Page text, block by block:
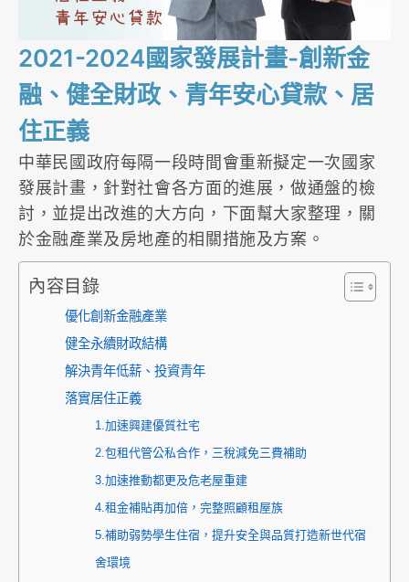
2021-2024國家發展計畫-創新金
融、健全財政、青年安心貸款、居
住正義
中華民國政府每隔一段時間會重新擬定一次國家
發展計畫，針對社會各方面的進展，做通盤的檢
討，並提出改進的大方向，下面幫大家整理，關
於金融產業及房地產的相關措施及方案。
內容目錄
優化創新金融產業
健全永續財政結構
解決青年低薪、投資青年
落實居住正義
1.加速興建優質社宅
2.包租代管公私合作，三稅減免三費補助
3.加速推動都更及危老屋重建
4.租金補貼再加倍，完整照顧租屋族
5.補助弱勢學生住宿，提升安全與品質打造新世代宿
舍環境